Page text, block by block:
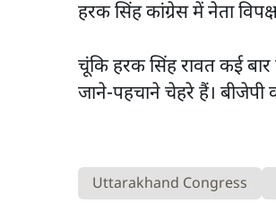
हरक सिंह कांग्रेस में नेता
चूंकि हरक सिंह रावत कई
जाने-पहचाने चेहरे हैं। बीजेपी
Uttarakhand Congress